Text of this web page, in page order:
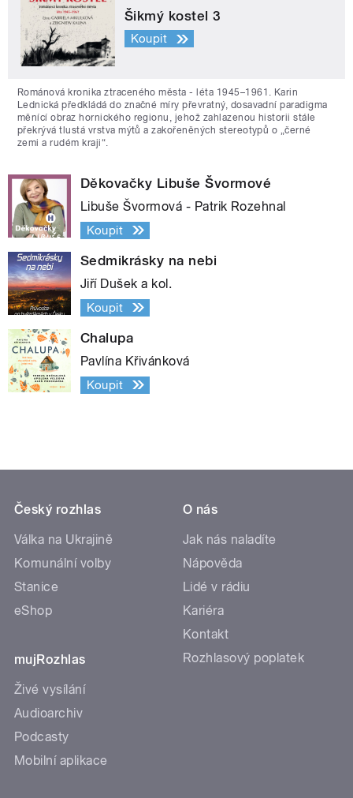
Šikmý kostel 3
Koupit
Románová kronika ztraceného města - léta 1945–1961. Karin
Lednická předkládá do značné míry převratný, dosavadní paradigma
měnící obraz hornického regionu, jehož zahlazenou historii stále
překrývá tlustá vrstva mýtů a zakořeněných stereotypů o „černé
zemi a rudém kraji“.
Děkovačky Libuše Švormové
Libuše Švormová - Patrik Rozehnal
Koupit
Sedmikrásky na nebi
Jiří Dušek a kol.
Koupit
Chalupa
Pavlína Křivánková
Koupit
Český rozhlas
Válka na Ukrajině
Komunální volby
Stanice
eShop
mujRozhlas
Živé vysílání
Audioarchiv
Podcasty
Mobilní aplikace
O nás
Jak nás naladíte
Nápověda
Lidé v rádiu
Kariéra
Kontakt
Rozhlasový poplatek